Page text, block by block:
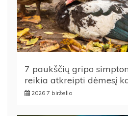
7 paukščių gripo
reikia atkreipti dėmesį
2026 7 birželio